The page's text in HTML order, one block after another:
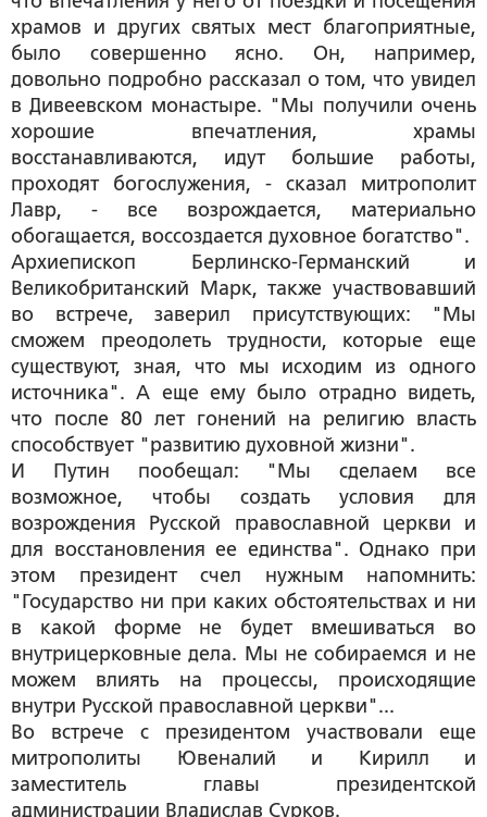
храмов и других святых мест благоприятные,
было совершенно ясно. Он, например,
довольно подробно рассказал о том, что увидел
в Дивеевском монастыре. "Мы получили очень
хорошие впечатления, храмы
восстанавливаются, идут большие работы,
проходят богослужения, - сказал митрополит
Лавр, - все возрождается, материально
обогащается, воссоздается духовное богатство".
Архиепископ Берлинско-Германский и
Великобританский Марк, также участвовавший
во встрече, заверил присутствующих: "Мы
сможем преодолеть трудности, которые еще
существуют, зная, что мы исходим из одного
источника". А еще ему было отрадно видеть,
что после 80 лет гонений на религию власть
способствует "развитию духовной жизни".
И Путин пообещал: "Мы сделаем все
возможное, чтобы создать условия для
возрождения Русской православной церкви и
для восстановления ее единства". Однако при
этом президент счел нужным напомнить:
"Государство ни при каких обстоятельствах и ни
в какой форме не будет вмешиваться во
внутрицерковные дела. Мы не собираемся и не
можем влиять на процессы, происходящие
внутри Русской православной церкви"...
Во встрече с президентом участвовали еще
митрополиты Ювеналий и Кирилл и
заместитель главы президентской
администрации Владислав Сурков.